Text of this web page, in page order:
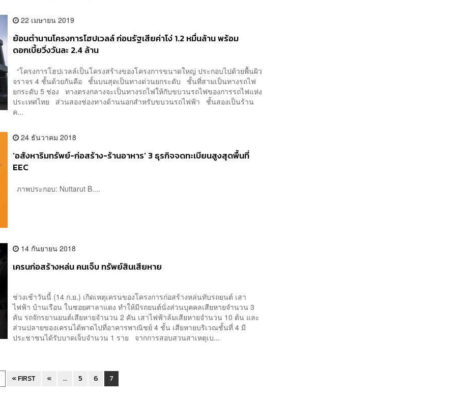
22 เมษายน 2019
ย้อนตำนานโครงการโฮปเวลล์ ก่อนรัฐเสียค่าโง่ 1.2 หมื่นล้าน พร้อม
ดอกเบี้ยวิ่งวันละ 2.4 ล้าน
“โครงการโฮปเวลล์เป็นโครงสร้างของโครงการขนาดใหญ่ ประกอบไปด้วยพื้นผิว
จราจร 4 ชั้นด้วยกันคือ ชั้นบนสุดเป็นทางด่วนยกระดับ ชั้นที่สามเป็นทางรถไฟ
ยกระดับ 5 ช่อง ทางตรงกลางจะเป็นทางรถไฟให้กับขบวนรถไฟของการรถไฟแห่ง
ประเทศไทย ส่วนสองช่องทางด้านนอกสำหรับขบวนรถไฟฟ้า ชั้นสองเป็นร้าน
ค...
24 ธันวาคม 2018
‘อสังหาริมทรัพย์-ก่อสร้าง-ร้านอาหาร’ 3 ธุรกิจจดทะเบียนสูงสุดพื้นที่
EEC
ภาพประกอบ: Nuttarut B....
14 กันยายน 2018
เครนก่อสร้างหล่น คนเจ็บ ทรัพย์สินเสียหาย
ช่วงเช้าวันนี้ (14 ก.ย.) เกิดเหตุเครนของโครงการก่อสร้างหล่นทับรถยนต์ เสา
ไฟฟ้า บ้านเรือน ในซอยศาลาแดง ทำให้มีรถยนต์นั่งส่วนบุคคลเสียหายจำนวน 3
คัน รถจักรยานยนต์เสียหายจำนวน 2 คัน เสาไฟฟ้าล้มเสียหายจำนวน 10 ต้น และ
ส่วนปลายของเครนได้พาดไปที่อาคารพาณิชย์ 4 ชั้น เสียหายบริเวณชั้นที่ 4 มี
ประชาชนได้รับบาดเจ็บจำนวน 1 ราย จากการสอบสวนสาเหตุเบ...
« FIRST « ... 5 6 7